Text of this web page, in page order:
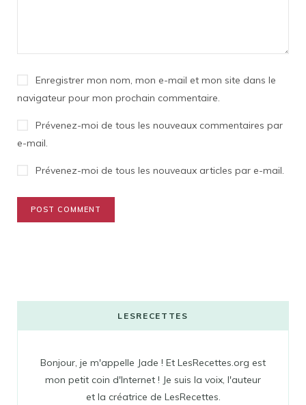
Enregistrer mon nom, mon e-mail et mon site dans le
navigateur pour mon prochain commentaire.
Prévenez-moi de tous les nouveaux commentaires par
e-mail.
Prévenez-moi de tous les nouveaux articles par e-mail.
LESRECETTES
Bonjour, je m'appelle Jade ! Et LesRecettes.org est
mon petit coin d'Internet ! Je suis la voix, l'auteur
et la créatrice de LesRecettes.